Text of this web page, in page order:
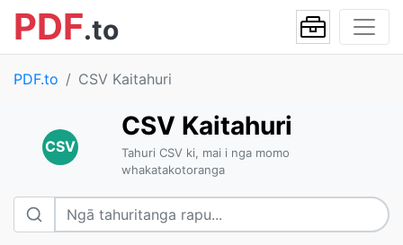
PDF.to
PDF.to CSV Kaitahuri
CSV
CSV Kaitahuri
Tahuri CSV ki, mai i nga momo
whakatakotoranga